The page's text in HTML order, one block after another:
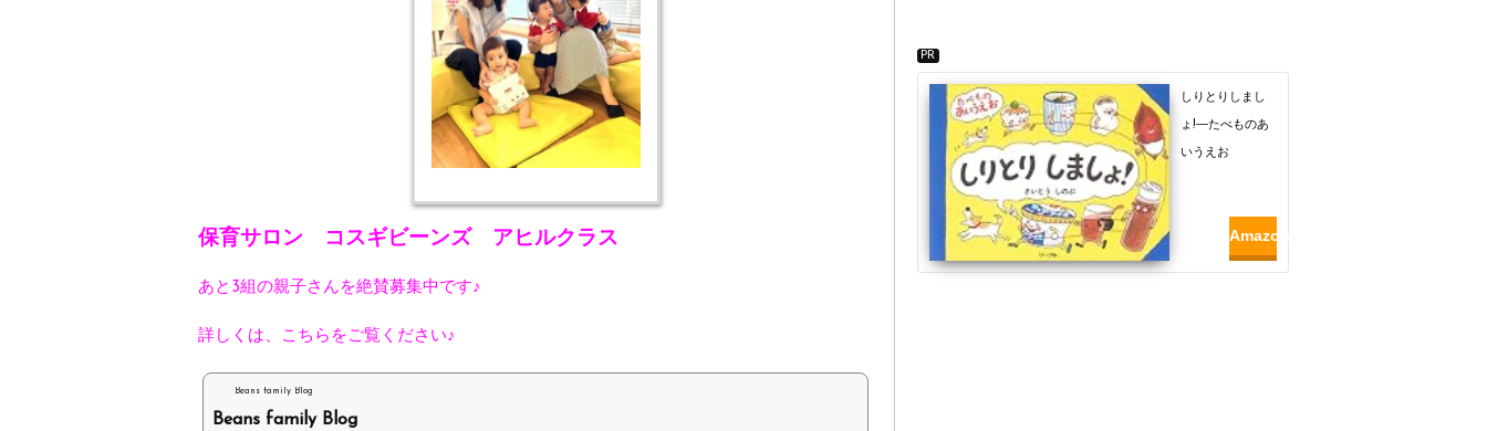
保育サロン コスギビーンズ アヒルクラス
あと3組の親子さんを絶賛募集中です♪
詳しくは、こちらをご覧ください♪
Beans family Blog
Beans family Blog
PR
しりとりしまし
ょ!―たべものあ
いうえお
Amazon